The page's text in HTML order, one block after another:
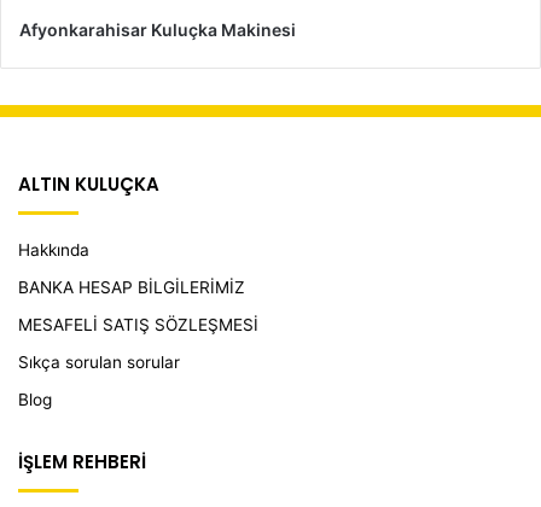
Afyonkarahisar Kuluçka Makinesi
ALTIN KULUÇKA
Hakkında
BANKA HESAP BİLGİLERİMİZ
MESAFELİ SATIŞ SÖZLEŞMESİ
Sıkça sorulan sorular
Blog
İŞLEM REHBERİ